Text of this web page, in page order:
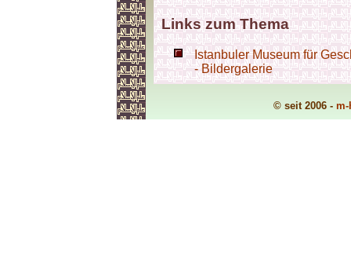
Links zum Thema
Istanbuler Museum für
- Bildergalerie
© seit 2006 - m-